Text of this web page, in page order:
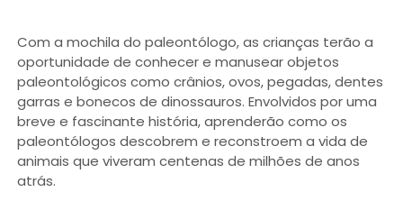
Com a mochila do paleontólogo, as crianças terão a
oportunidade de conhecer e manusear objetos
paleontológicos como crânios, ovos, pegadas, dentes
garras e bonecos de dinossauros. Envolvidos por uma
breve e fascinante história, aprenderão como os
paleontólogos descobrem e reconstroem a vida de
animais que viveram centenas de milhões de anos
atrás.